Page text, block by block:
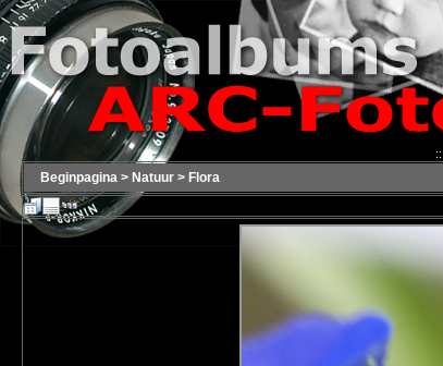
::
Beginpagina > Natuur > Flora